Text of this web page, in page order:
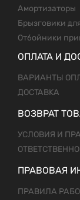
Амортизаторы
Брызговики
Отбойники
ОПЛАТА И
ВАРИАНТЫ
ДОСТАВКА
ВОЗВРАТ
УСЛОВИЯ И
ПРАВОВАЯ
ПРАВИЛА